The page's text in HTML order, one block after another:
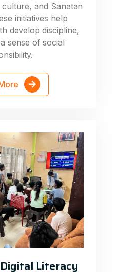
and Sanatan
initiatives help
develop discipline,
sense of social
Literacy